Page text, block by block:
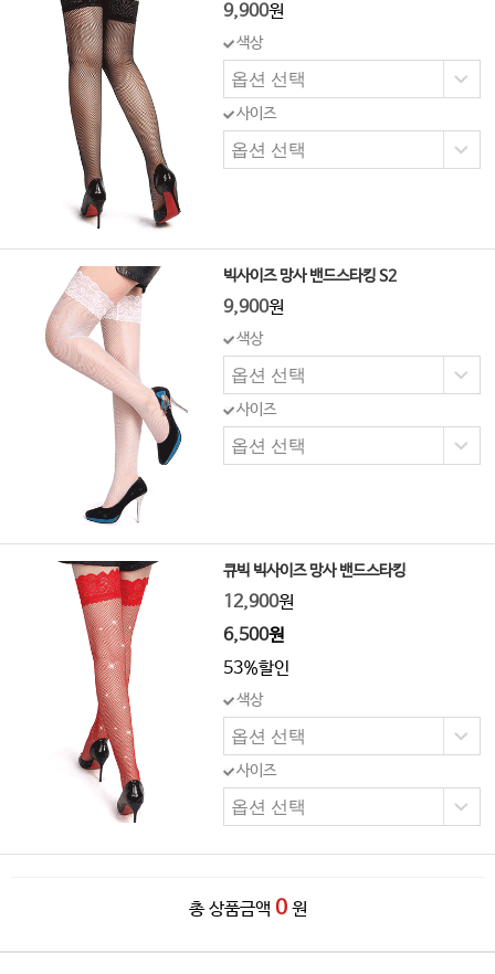
9,900원
색상
사이즈
빅사이즈 망사 밴드스타킹 S2
9,900원
색상
사이즈
큐빅 빅사이즈 망사 밴드스타킹
12,900원
6,500원
53%할인
색상
사이즈
총 상품금액 0 원